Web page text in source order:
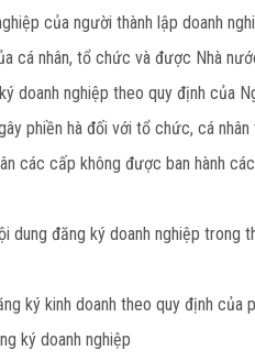
của người thành lập doanh
cá nhân, tổ chức và được Nhà
doanh nghiệp theo quy định của
phiền hà đối với tổ chức, cá
các cấp không được ban hành
đăng ký doanh nghiệp
ký kinh doanh theo quy định của
ký doanh nghiệp